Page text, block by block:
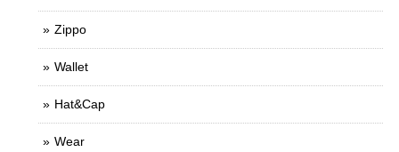
Zippo
Wallet
Hat&Cap
Wear